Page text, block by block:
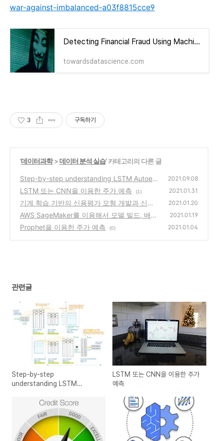
war-against-imbalanced-a03f8815cce9
Detecting Financial Fraud Using Machine Learning: Winning the War Against Imbalanced Data
towardsdatascience.com
3 구독하기
'데이터과학>데이터 분석 실습' 카테고리의 다른 글
Step-by-step understanding LSTM Autoen
coder layers
(1)
2021.09.08
LSTM 또는 CNN을 이용한 주가 예측 (1) 2021.01.31
기계 학습 기반의 신용평가 모형 개발과 신용
점수 계산
(1)
2021.01.20
AWS SageMaker를 이용해서 모델 빌드, 배
포, 예측하기
(2)
2021.01.19
Prophet을 이용한 주가 예측 (0) 2021.01.04
관련글
Step-by-step
understanding LSTM
LSTM 또는 CNN을 이용한 주가
예측